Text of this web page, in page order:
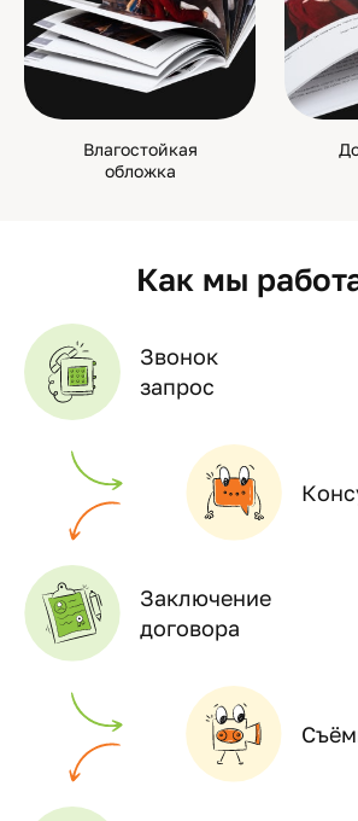
Влагостойкая
обложка
Как мы
Звонок
запрос
Заключение
договора